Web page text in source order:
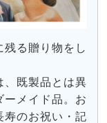
る贈り物をし
、既製品とは異
ーメイド品。お
寿のお祝い・記